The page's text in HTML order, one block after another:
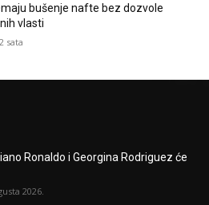
bušenje nafte bez dozvole
vlasti
sata
Ronaldo i Georgina Rodriguez će
2026.